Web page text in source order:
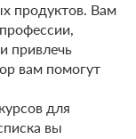
продуктов. Вам
привлечь
вам помогут
для
вы